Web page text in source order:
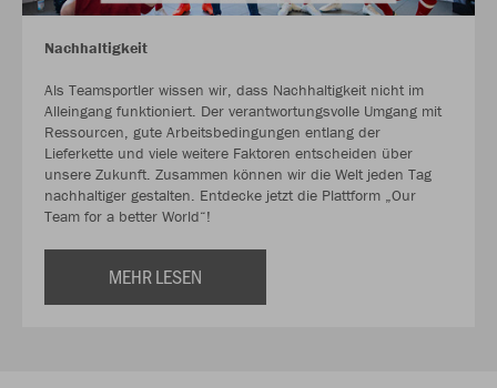
Nachhaltigkeit
Als Teamsportler wissen wir, dass Nachhaltigkeit nicht im
Alleingang funktioniert. Der verantwortungsvolle Umgang mit
Ressourcen, gute Arbeitsbedingungen entlang der
Lieferkette und viele weitere Faktoren entscheiden über
unsere Zukunft. Zusammen können wir die Welt jeden Tag
nachhaltiger gestalten. Entdecke jetzt die Plattform „Our
Team for a better World“!
MEHR LESEN